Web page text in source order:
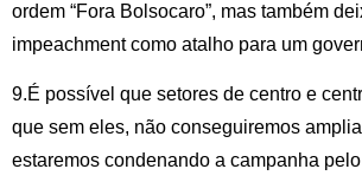
ordem “Fora Bolsocaro”, mas também
impeachment como atalho para um
9.É possível que setores de centro e
que sem eles, não conseguiremos
estaremos condenando a campanha